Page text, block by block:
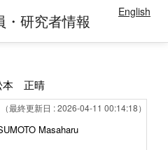
・研究者情報 English
本 正晴
（最終更新日 : 2026-04-11 00:14:18）
Masaharu